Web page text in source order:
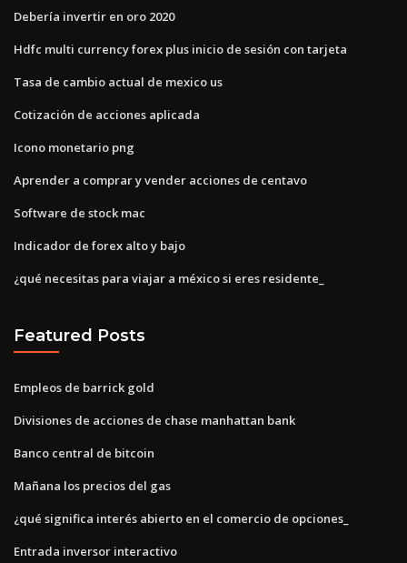
Debería invertir en oro 2020
Hdfc multi currency forex plus inicio de sesión con tarjeta
Tasa de cambio actual de mexico us
Cotización de acciones aplicada
Icono monetario png
Aprender a comprar y vender acciones de centavo
Software de stock mac
Indicador de forex alto y bajo
¿qué necesitas para viajar a méxico si eres residente_
Featured Posts
Empleos de barrick gold
Divisiones de acciones de chase manhattan bank
Banco central de bitcoin
Mañana los precios del gas
¿qué significa interés abierto en el comercio de opciones_
Entrada inversor interactivo